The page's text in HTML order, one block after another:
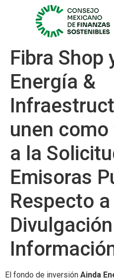
Fibra Shop
Energía &
unen
a la
Emisoras
Respecto
El fondo de inversión Ainda